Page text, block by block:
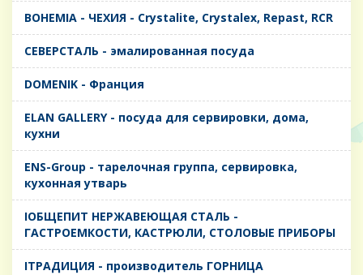
BOHEMIA - ЧЕХИЯ - Crystalite, Crystalex, Repast, RCR
CЕВЕРСТАЛЬ - эмалированная посуда
DOMENIK - Франция
ELAN GALLERY - посуда для сервировки, дома,
кухни
ENS-Group - тарелочная группа, сервировка,
кухонная утварь
IОБЩЕПИТ НЕРЖАВЕЮЩАЯ СТАЛЬ -
ГАСТРОЕМКОСТИ, КАСТРЮЛИ, СТОЛОВЫЕ ПРИБОРЫ
IТРАДИЦИЯ - производитель ГОРНИЦА